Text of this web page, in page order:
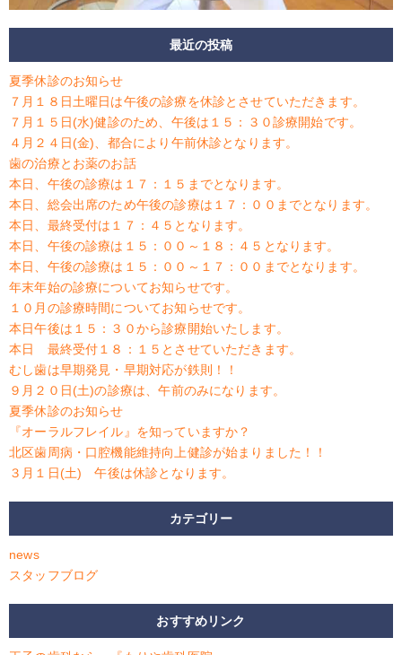
最近の投稿
夏季休診のお知らせ
７月１８日土曜日は午後の診療を休診とさせていただきます。
７月１５日(水)健診のため、午後は１５：３０診療開始です。
４月２４日(金)、都合により午前休診となります。
歯の治療とお薬のお話
本日、午後の診療は１７：１５までとなります。
本日、総会出席のため午後の診療は１７：００までとなります。
本日、最終受付は１７：４５となります。
本日、午後の診療は１５：００～１８：４５となります。
本日、午後の診療は１５：００～１７：００までとなります。
年末年始の診療についてお知らせです。
１０月の診療時間についてお知らせです。
本日午後は１５：３０から診療開始いたします。
本日 最終受付１８：１５とさせていただきます。
むし歯は早期発見・早期対応が鉄則！！
９月２０日(土)の診療は、午前のみになります。
夏季休診のお知らせ
『オーラルフレイル』を知っていますか？
北区歯周病・口腔機能維持向上健診が始まりました！！
３月１日(土) 午後は休診となります。
カテゴリー
news
スタッフブログ
おすすめリンク